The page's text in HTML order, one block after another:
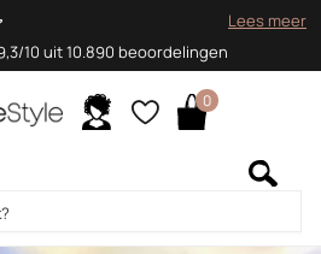
10 uit 10.890 beoordelingen
Lees meer
0